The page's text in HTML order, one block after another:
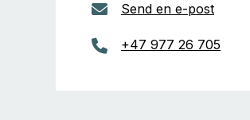
Send en e-post
+47 977 26 705